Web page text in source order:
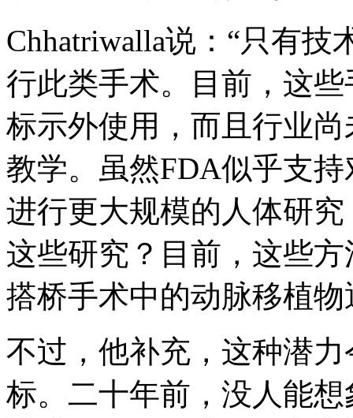
Chhatriwalla说：“只有
行此类手术。目前，这
标示外使用，而且行业
教学。虽然FDA似乎支
进行更大规模的人体研
这些研究？目前，这些
搭桥手术中的动脉移植
不过，他补充，这种潜
标。二十年前，没人能